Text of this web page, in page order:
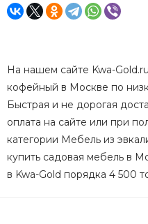
На нашем сайте Kwa-
кофейный в Москве по
Быстрая и не дорогая
оплата на сайте или при
категории Мебель из
купить садовая мебель в
в Kwa-Gold порядка 4 500